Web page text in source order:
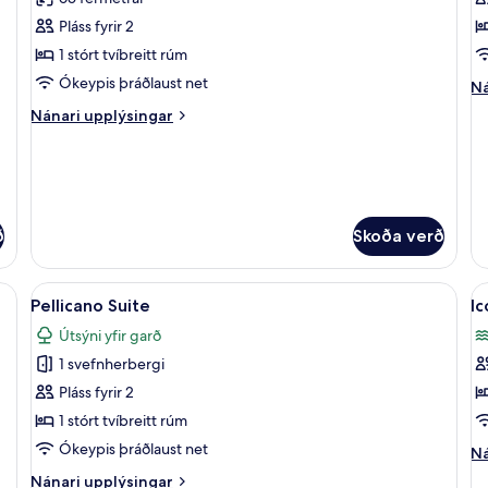
Master
Suite
Pláss fyrir 2
1 stórt tvíbreitt rúm
Ókeypis þráðlaust net
Nánari upplýsingar
Nánari
Skoða verð
rúmföt af bestu gerð, míníbar, öryggishólf í herbergi
Skoða
allar
myndir
fyrir
Pellicano
Suite
Flatskjársjónvarp, DVD-spilari,
7
Pellicano Suite
Útsýni yfir garð
1 svefnherbergi
Pláss fyrir 2
1 stórt tvíbreitt rúm
Ókeypis þráðlaust net
Nánari upplýsingar
Nánari